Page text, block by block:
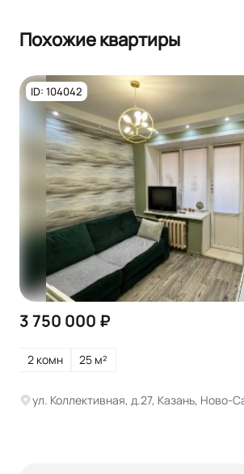
Похожие квартиры
ID: 104042
3 750 000 ₽
2 комн 25 м²
ул. Коллективная, д.27, Казань, Ново-